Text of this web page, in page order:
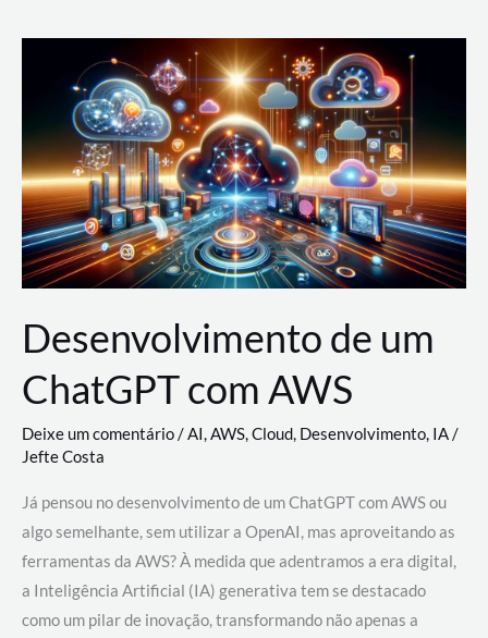
Nuvem:
Google
Cloud,
AWS
e
Azure
Desenvolvimento de um
ChatGPT com AWS
Deixe um comentário/AI,AWS,Cloud, Desenvolvimento, IA/
Jefte Costa
Já pensou no desenvolvimento de um ChatGPT com AWS ou
algo semelhante, sem utilizar a OpenAI, mas aproveitando as
ferramentas da AWS? À medida que adentramos a era digital,
a Inteligência Artificial (IA) generativa tem se destacado
como um pilar de inovação, transformando não apenas a